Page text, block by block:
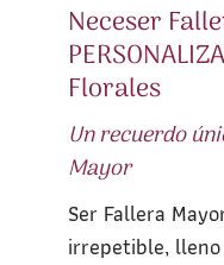
Neceser
Florales
Un recuerdo
Mayor
Ser Fallera
irrepetible,